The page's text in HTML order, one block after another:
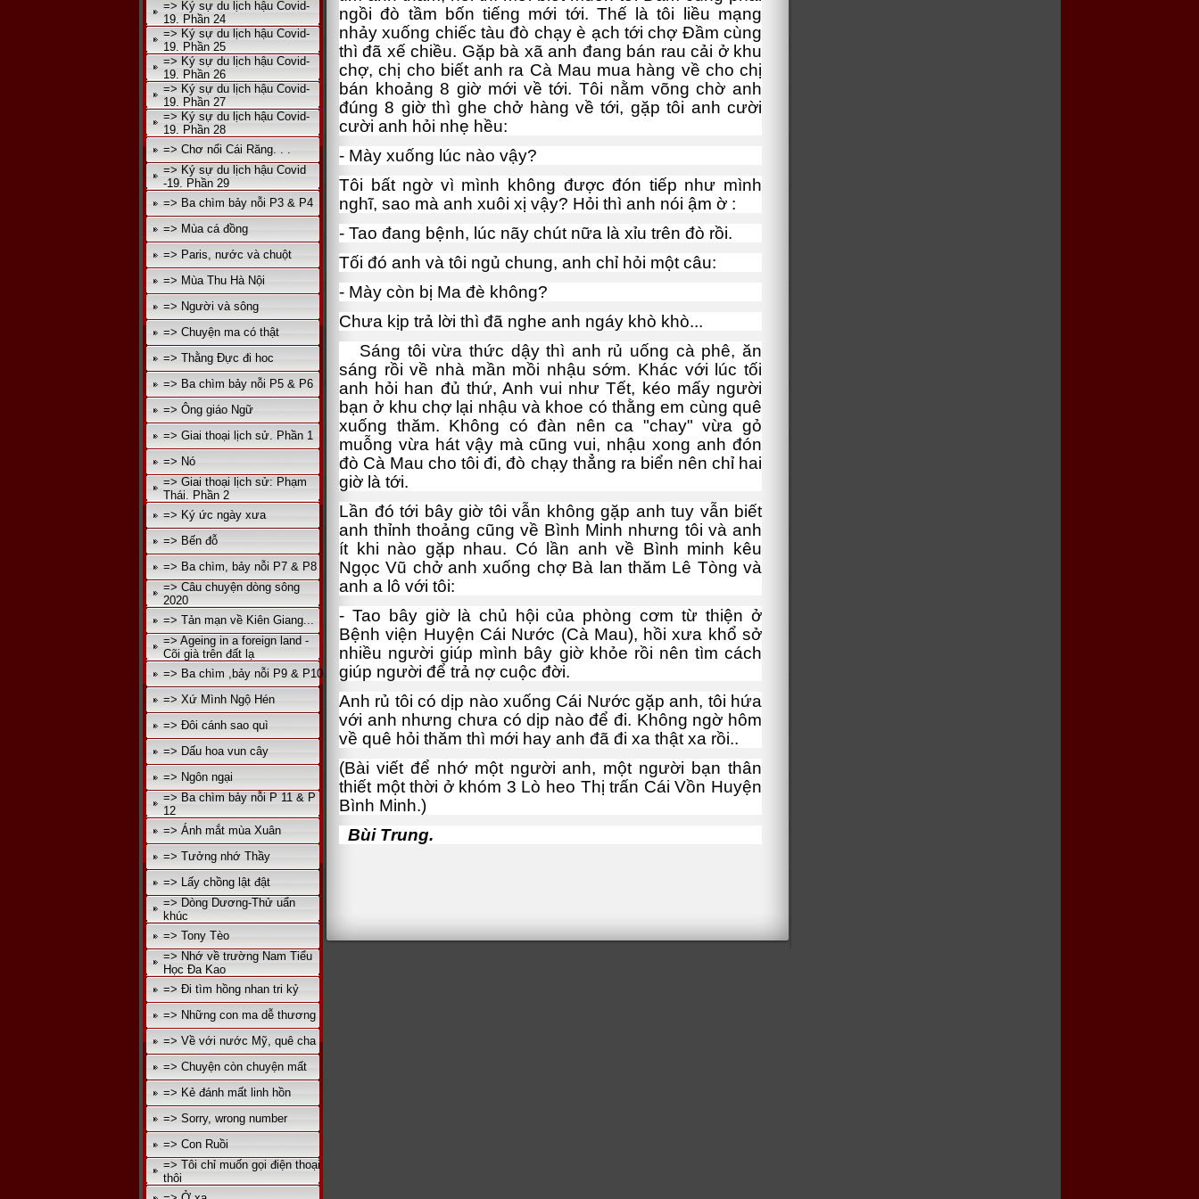
=> Ký sự du lịch hậu Covid-
19. Phần 24
=> Ký sự du lịch hậu Covid-
19. Phần 25
=> Ký sự du lịch hậu Covid-
19. Phần 26
=> Ký sự du lịch hậu Covid-
19. Phần 27
=> Ký sự du lịch hậu Covid-
19. Phần 28
=> Chơ nổi Cái Răng. . .
=> Ký sự du lịch hậu Covid
-19. Phần 29
=> Ba chìm bảy nỗi P3 & P4
=> Mùa cá đồng
=> Paris, nước và chuột
=> Mùa Thu Hà Nội
=> Người và sông
=> Chuyện ma có thật
=> Thằng Đực đi hoc
=> Ba chìm bảy nỗi P5 & P6
=> Ông giáo Ngữ
=> Giai thoại lịch sử. Phần 1
=> Nó
=> Giai thoại lịch sử: Phạm
Thái. Phần 2
=> Ký ức ngày xưa
=> Bến đỗ
=> Ba chìm, bảy nỗi P7 & P8
=> Câu chuyện dòng sông
2020
=> Tản mạn về Kiên Giang...
=> Ageing in a foreign land -
Cõi già trên đất lạ
=> Ba chìm ,bảy nỗi P9 & P10
=> Xứ Mình Ngộ Hén
=> Đôi cánh sao quì
=> Dấu hoa vun cây
=> Ngôn ngại
=> Ba chìm bảy nỗi P 11 & P
12
=> Ánh mắt mùa Xuân
=> Tưởng nhớ Thầy
=> Lấy chồng lật đật
=> Dòng Dương-Thử uẩn
khúc
=> Tony Tèo
=> Nhớ về trường Nam Tiểu
Học Đa Kao
=> Đi tìm hồng nhan tri kỷ
=> Những con ma dễ thương
=> Về với nước Mỹ, quê cha
=> Chuyện còn chuyện mất
=> Kẻ đánh mất linh hồn
=> Sorry, wrong number
=> Con Ruồi
=> Tôi chỉ muốn gọi điện thoại
thôi
ngồi đò tầm bốn tiếng mới tới. Thế là tôi liều mạng
nhảy xuống chiếc tàu đò chạy è ạch tới chợ Đầm cùng
thì đã xế chiều. Gặp bà xã anh đang bán rau cải ở khu
chợ, chị cho biết anh ra Cà Mau mua hàng về cho chị
bán khoảng 8 giờ mới về tới. Tôi nằm võng chờ anh
đúng 8 giờ thì ghe chở hàng về tới, gặp tôi anh cười
cười anh hỏi nhẹ hều:
- Mày xuống lúc nào vậy?
Tôi bất ngờ vì mình không được đón tiếp như mình
nghĩ, sao mà anh xuôi xị vậy? Hỏi thì anh nói ậm ờ :
- Tao đang bệnh, lúc nãy chút nữa là xỉu trên đò rồi.
Tối đó anh và tôi ngủ chung, anh chỉ hỏi một câu:
- Mày còn bị Ma đè không?
Chưa kịp trả lời thì đã nghe anh ngáy khò khò...
Sáng tôi vừa thức dậy thì anh rủ uống cà phê, ăn
sáng rồi về nhà mần mồi nhậu sớm. Khác với lúc tối
anh hỏi han đủ thứ, Anh vui như Tết, kéo mấy người
bạn ở khu chợ lại nhậu và khoe có thằng em cùng quê
xuống thăm. Không có đàn nên ca "chay" vừa gỏ
muỗng vừa hát vậy mà cũng vui, nhậu xong anh đón
đò Cà Mau cho tôi đi, đò chạy thẳng ra biển nên chỉ hai
giờ là tới.
Lần đó tới bây giờ tôi vẫn không gặp anh tuy vẫn biết
anh thỉnh thoảng cũng về Bình Minh nhưng tôi và anh
ít khi nào gặp nhau. Có lần anh về Bình minh kêu
Ngọc Vũ chở anh xuống chợ Bà lan thăm Lê Tòng và
anh a lô với tôi:
- Tao bây giờ là chủ hội của phòng cơm từ thiện ở
Bệnh viện Huyện Cái Nước (Cà Mau), hồi xưa khổ sở
nhiều người giúp mình bây giờ khỏe rồi nên tìm cách
giúp người để trả nợ cuộc đời.
Anh rủ tôi có dịp nào xuống Cái Nước gặp anh, tôi hứa
với anh nhưng chưa có dịp nào để đi. Không ngờ hôm
về quê hỏi thăm thì mới hay anh đã đi xa thật xa rồi..
(Bài viết để nhớ một người anh, một người bạn thân
thiết một thời ở khóm 3 Lò heo Thị trấn Cái Vồn Huyện
Bình Minh.)
Bùi Trung.